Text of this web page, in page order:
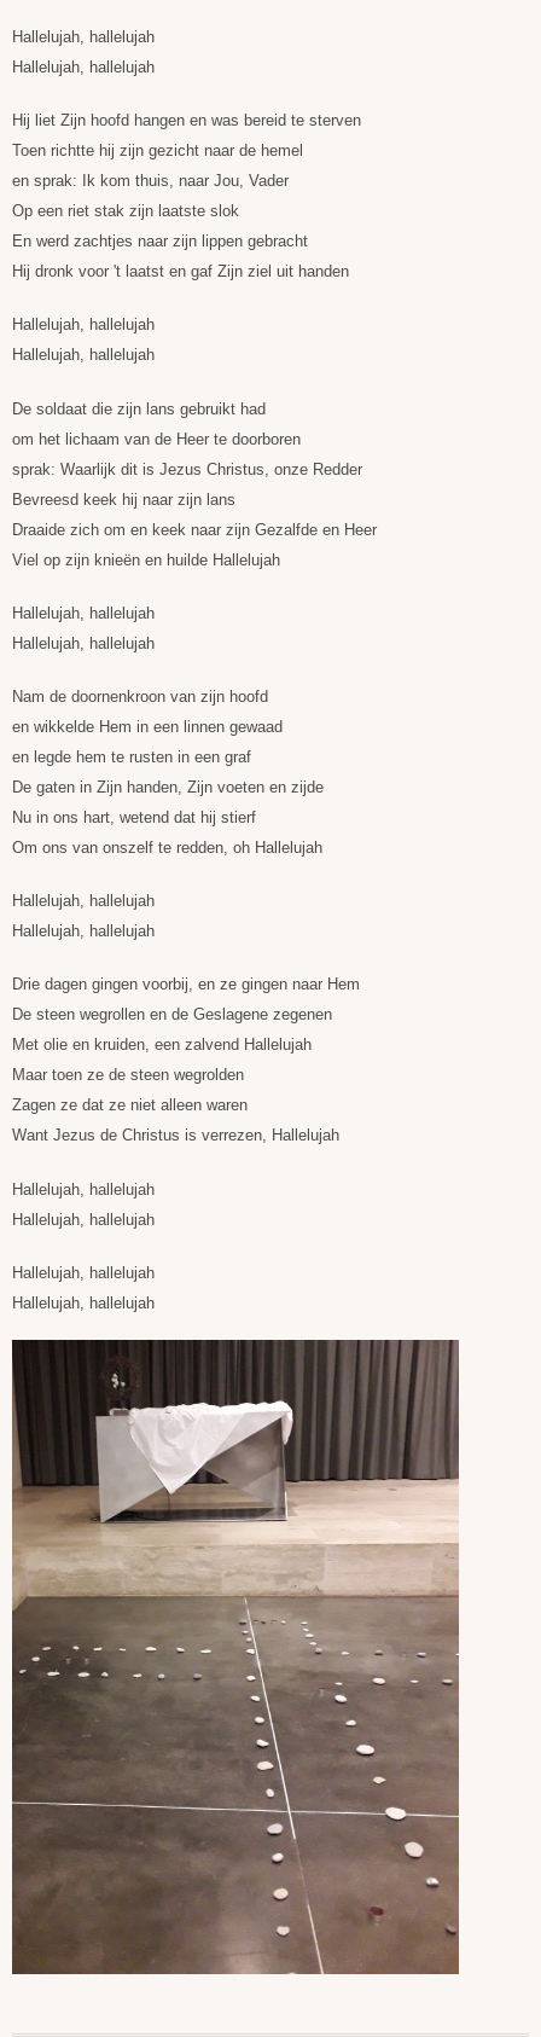
Hallelujah, hallelujah
Hallelujah, hallelujah
Hij liet Zijn hoofd hangen en was bereid te sterven
Toen richtte hij zijn gezicht naar de hemel
en sprak: Ik kom thuis, naar Jou, Vader
Op een riet stak zijn laatste slok
En werd zachtjes naar zijn lippen gebracht
Hij dronk voor 't laatst en gaf Zijn ziel uit handen
Hallelujah, hallelujah
Hallelujah, hallelujah
De soldaat die zijn lans gebruikt had
om het lichaam van de Heer te doorboren
sprak: Waarlijk dit is Jezus Christus, onze Redder
Bevreesd keek hij naar zijn lans
Draaide zich om en keek naar zijn Gezalfde en Heer
Viel op zijn knieën en huilde Hallelujah
Hallelujah, hallelujah
Hallelujah, hallelujah
Nam de doornenkroon van zijn hoofd
en wikkelde Hem in een linnen gewaad
en legde hem te rusten in een graf
De gaten in Zijn handen, Zijn voeten en zijde
Nu in ons hart, wetend dat hij stierf
Om ons van onszelf te redden, oh Hallelujah
Hallelujah, hallelujah
Hallelujah, hallelujah
Drie dagen gingen voorbij, en ze gingen naar Hem
De steen wegrollen en de Geslagene zegenen
Met olie en kruiden, een zalvend Hallelujah
Maar toen ze de steen wegrolden
Zagen ze dat ze niet alleen waren
Want Jezus de Christus is verrezen, Hallelujah
Hallelujah, hallelujah
Hallelujah, hallelujah
Hallelujah, hallelujah
Hallelujah, hallelujah